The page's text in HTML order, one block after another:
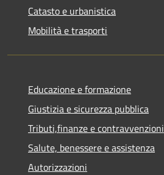
Catasto e urbanistica
Mobilità e trasporti
Educazione e formazione
Giustizia e sicurezza pubblica
Tributi,finanze e contravvenzioni
Salute, benessere e assistenza
Autorizzazioni